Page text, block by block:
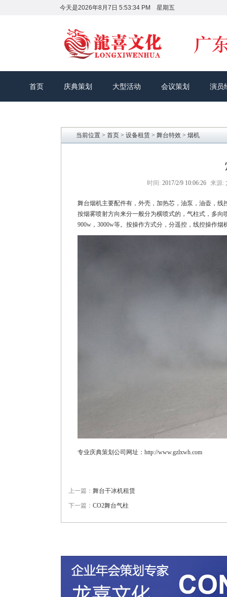
今天是2026年8月7日 5:53:35 PM 星期五
首页 庆典策划 大型活动 会议策划 演员
当前位置 > 首页 > 设备租赁 > 舞台特效 > 烟机
时间: 2017/2/9 10:06:26 来源:
舞台烟机主要配件有，外壳，加热芯，油泵，油壶，
按烟雾喷射方向来分一般分为横喷式的，气柱式，多
900w，3000w等。按操作方式分，分遥控，线控操作烟
专业庆典策划公司网址：http://www.gzlxwh.com
上一篇： 舞台干冰机租赁
下一篇： CO2舞台气柱